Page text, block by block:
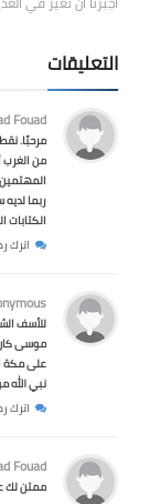
التعليقات
Fouad
مرحبًا.
من الغرب
ربما
الكتابات
اترك
للأسف
موسى
على مكة
نبي الله
اترك
Fouad
ممتن لك